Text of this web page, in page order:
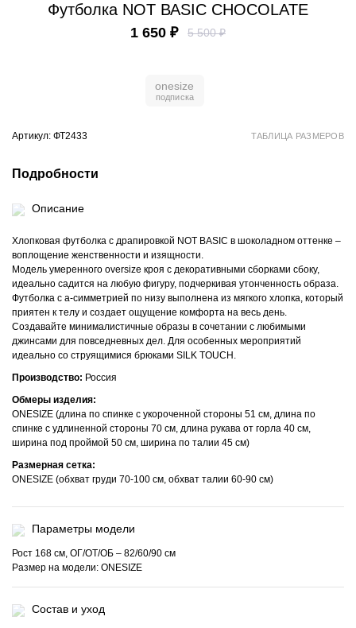
Футболка NOT ВАSIC CHOCOLATE
1 650 ₽ 5 500 ₽
onesize
Артикул: ФТ2433 ТАБЛИЦА РАЗМЕРОВ
Подробности
Описание
Хлопковая футболка с драпировкой NOT BASIC в шоколадном оттенке –
воплощение женственности и изящности.
Модель умеренного oversize кроя с декоративными сборками сбоку,
идеально садится на любую фигуру, подчеркивая утонченность образа.
Футболка с а-симметрией по низу выполнена из мягкого хлопка, который
приятен к телу и создает ощущение комфорта на весь день.
Создавайте минималистичные образы в сочетании с любимыми
джинсами для повседневных дел. Для особенных мероприятий
идеально со струящимися брюками SILK TOUCH.
Производство: Россия
Обмеры изделия:
ONESIZE (длина по спинке с укороченной стороны 51 см, длина по
спинке с удлиненной стороны 70 см, длина рукава от горла 40 см,
ширина под проймой 50 см, ширина по талии 45 см)
Размерная сетка:
ONESIZE (обхват груди 70-100 см, обхват талии 60-90 см)
Параметры модели
Рост 168 см, ОГ/ОТ/ОБ – 82/60/90 см
Размер на модели: ONESIZE
Состав и уход